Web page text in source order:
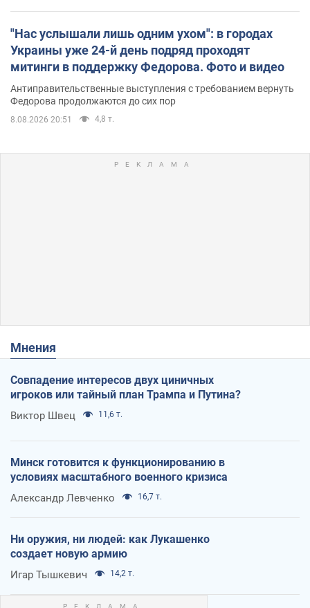
"Нас услышали лишь одним ухом": в городах
Украины уже 24-й день подряд проходят
митинги в поддержку Федорова. Фото и видео
Антиправительственные выступления с требованием вернуть
Федорова продолжаются до сих пор
8.08.2026 20:51 4,8 т.
Мнения
Совпадение интересов двух циничных
игроков или тайный план Трампа и Путина?
Виктор Швец 11,6 т.
Минск готовится к функционированию в
условиях масштабного военного кризиса
Александр Левченко 16,7 т.
Ни оружия, ни людей: как Лукашенко
создает новую армию
Игар Тышкевич 14,2 т.